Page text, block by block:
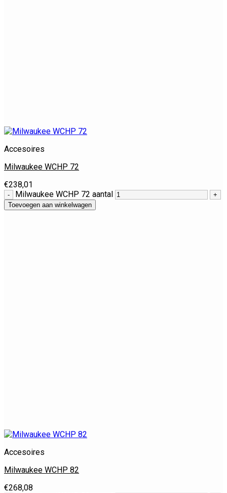
Accesoires
Milwaukee WCHP 72
€238,01
Milwaukee WCHP 72 aantal
Toevoegen aan winkelwagen
Accesoires
Milwaukee WCHP 82
€268,08